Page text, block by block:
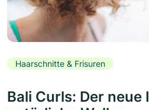
Haarschnitte & Frisuren
Bali Curls: Der